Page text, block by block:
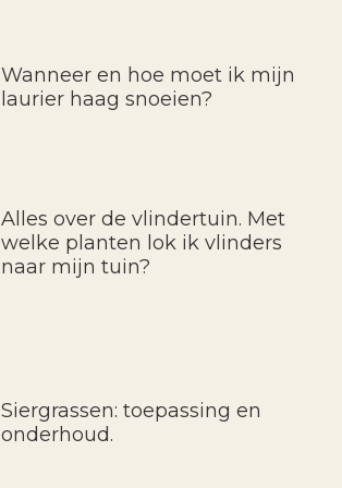
Wanneer en hoe moet ik mijn
laurier haag snoeien?
Alles over de vlindertuin. Met
welke planten lok ik vlinders
naar mijn tuin?
Siergrassen: toepassing en
onderhoud.